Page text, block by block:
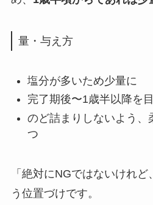
量・与え方
塩分が多いため少量に
完了期後〜1歳半以降を
のど詰まりしないよう、
つ
「絶対にNGではないけれ
う位置づけです。